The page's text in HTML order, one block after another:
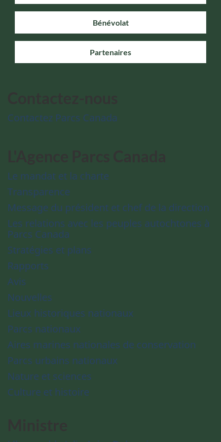
Bénévolat
Partenaires
Contactez Parcs Canada
Le mandat et la charte
Transparence
Message du président et chef de la direction
Les relations avec les peuples autochtones à
Parcs Canada
Stratégies et plans
Rapports
Avis
Nouvelles
Lieux historiques nationaux
Parcs nationaux
Aires marines nationales de conservation
Parcs urbains nationaux
Nature et sciences
Culture et histoire